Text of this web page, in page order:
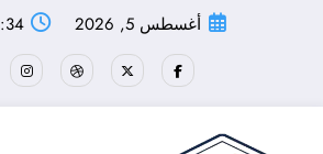
أغسطس 5, 2026 AM